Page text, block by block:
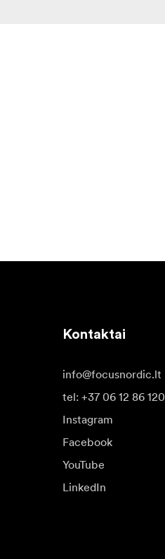
Kontaktai
info@focusnordic.lt
tel: +37 06 12 86 120
Instagram
Facebook
YouTube
LinkedIn